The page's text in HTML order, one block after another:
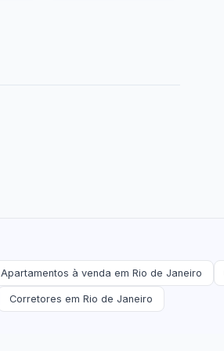
Apartamentos à venda em Rio de Janeiro
Corretores em Rio de Janeiro